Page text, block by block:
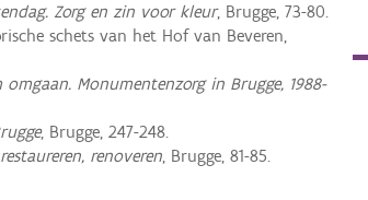
Zorg en zin voor kleur, Brugge, 73-80.
schets van het Hof van Beveren,
omgaan. Monumentenzorg in Brugge, 1988-
, Brugge, 247-248.
renoveren, Brugge, 81-85.